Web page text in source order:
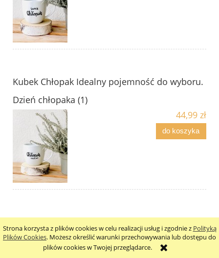
Strona korzysta z plików cookies w celu realizacji usług i zgodnie z Polityką
Plików Cookies. Możesz określić warunki przechowywania lub dostępu do
plików cookies w Twojej przeglądarce.
Kubek Chłopak Idealny pojemność do wyboru.
Dzień chłopaka (1)
44,99 zł
do koszyka
pojemność do wyboru